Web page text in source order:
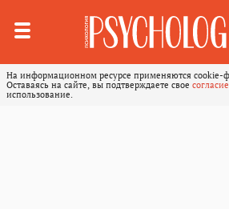
На информационном ресурсе применяются cookie-
Оставаясь на сайте, вы подтверждаете свое согласие
использование.